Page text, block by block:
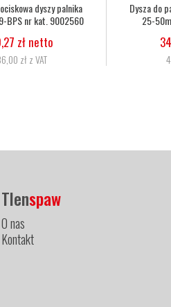
Dysza do palnika Harris 6290 3NX
50-75mm nr kat. 62903NX
34,15 zł netto
42,00 zł z VAT
Tlenspaw
O nas
Kontakt